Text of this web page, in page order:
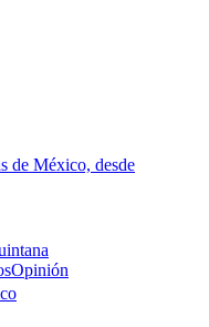
de México, desde
Opinión